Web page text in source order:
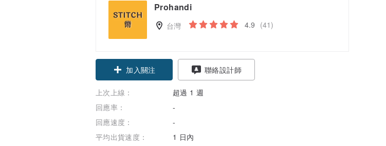
Prohandi
台灣 4.9 (41)
加入關注 聯絡設計師
上次上線：
超過 1 週
回應率：
-
回應速度：
-
平均出貨速度：
1 日內